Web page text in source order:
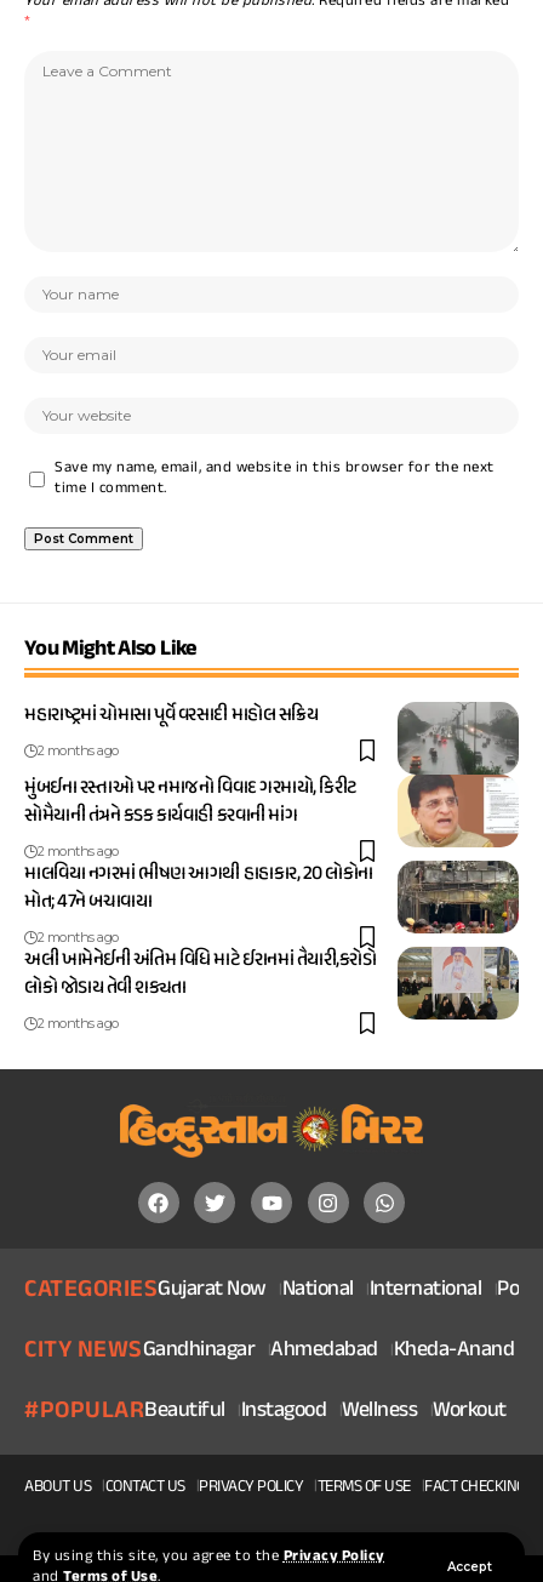
By using this site, you agree to thePrivacy Policy
Accept
*
Save my name, email, and website in this browser for the next
time I comment.
You Might Also Like
મહારાષ્ટ્રમાં ચોમાસા પૂર્વે વરસાદી માહોલ સક્રિય
2 months ago
મુંબઈના રસ્તાઓ પર નમાજનો વિવાદ ગરમાયો, કિરીટ
સોમૈયાની તંત્રને કડક કાર્યવાહી કરવાની માંગ
2 months ago
માલવિયા નગરમાં ભીષણ આગથી હાહાકાર, 20 લોકોના
મોત; 47ને બચાવાયા
2 months ago
અલી ખામેનેઈની અંતિમ વિધિ માટે ઈરાનમાં તૈયારી,કરોડો
લોકો જોડાય તેવી શક્યતા
2 months ago
CATEGORIESGujarat Now National International
CITY NEWSGandhinagar Ahmedabad Kheda-Anand
#POPULARBeautiful Instagood Wellness Workout
ABOUT US CONTACT US PRIVACY POLICY TERMS OF USE FACT CHECKING